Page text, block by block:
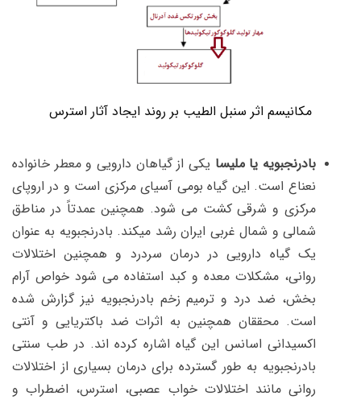
مکانیسم اثر سنبل الطیب بر روند ایجاد آثار استرس
بادرنجبویه یا ملیسا یکی از گیاهان دارویی و معطر خانواده
نعناع است. این گیاه بومی آسیای مرکزی است و در اروپای
مرکزی و شرقی کشت می شود. همچنین عمدتاً در مناطق
شمالی و شمال غربی ایران رشد میکند. بادرنجبویه به عنوان
یک گیاه دارویی در درمان سردرد و همچنین اختلالات
روانی، مشکلات معده و کبد استفاده می شود خواص آرام
بخش، ضد درد و ترمیم زخم بادرنجبویه نیز گزارش شده
است. محققان همچنین به اثرات ضد باکتریایی و آنتی
اکسیدانی اسانس این گیاه اشاره کرده اند. در طب سنتی
بادرنجبویه به طور گسترده برای درمان بسیاری از اختلالات
روانی مانند اختلالات خواب عصبی، استرس، اضطراب و